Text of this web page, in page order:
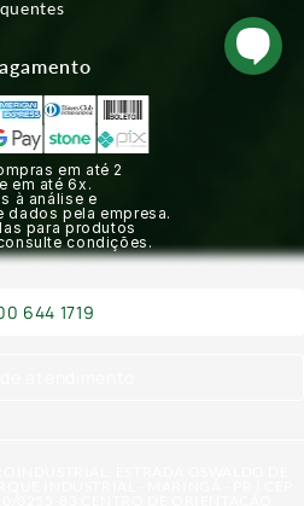
em até 2
em até 6x.
à análise e
dados pela empresa.
para produtos
condições.
644 1719